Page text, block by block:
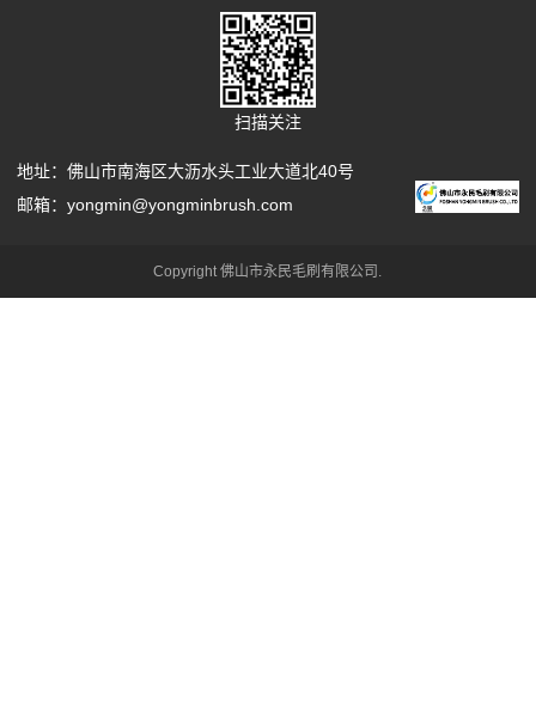
扫描关注
地址：佛山市南海区大沥水头工业大道北40号
邮箱：yongmin@yongminbrush.com
Copyright 佛山市永民毛刷有限公司.